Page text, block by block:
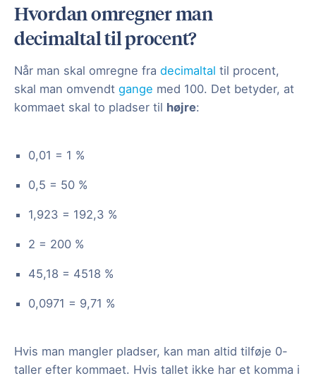
Hvordan omregner man
decimaltal til procent?
Når man skal omregne fra decimaltal til procent,
skal man omvendt gange med 100. Det betyder, at
kommaet skal to pladser til højre:
0,01 = 1 %
0,5 = 50 %
1,923 = 192,3 %
2 = 200 %
45,18 = 4518 %
0,0971 = 9,71 %
Hvis man mangler pladser, kan man altid tilføje 0-
taller efter kommaet. Hvis tallet ikke har et komma i